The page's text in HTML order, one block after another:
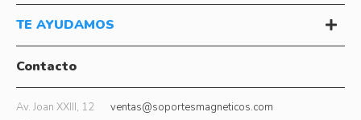
TE AYUDAMOS
Contacto
Av. Joan XXIII, 12
ventas@soportesmagneticos.com